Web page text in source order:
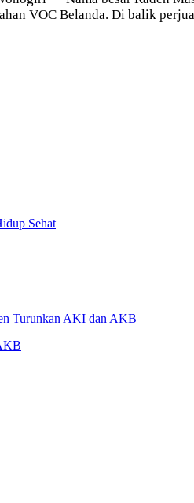
VOC Belanda. Di balik
Sehat
Turunkan AKI dan AKB